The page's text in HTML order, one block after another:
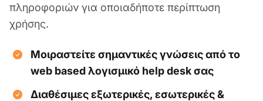
πληροφοριών για οποιαδήποτε περίπτωση
χρήσης.
Μοιραστείτε σημαντικές γνώσεις από το
web based λογισμικό help desk σας
Διαθέσιμες εξωτερικές, εσωτερικές &